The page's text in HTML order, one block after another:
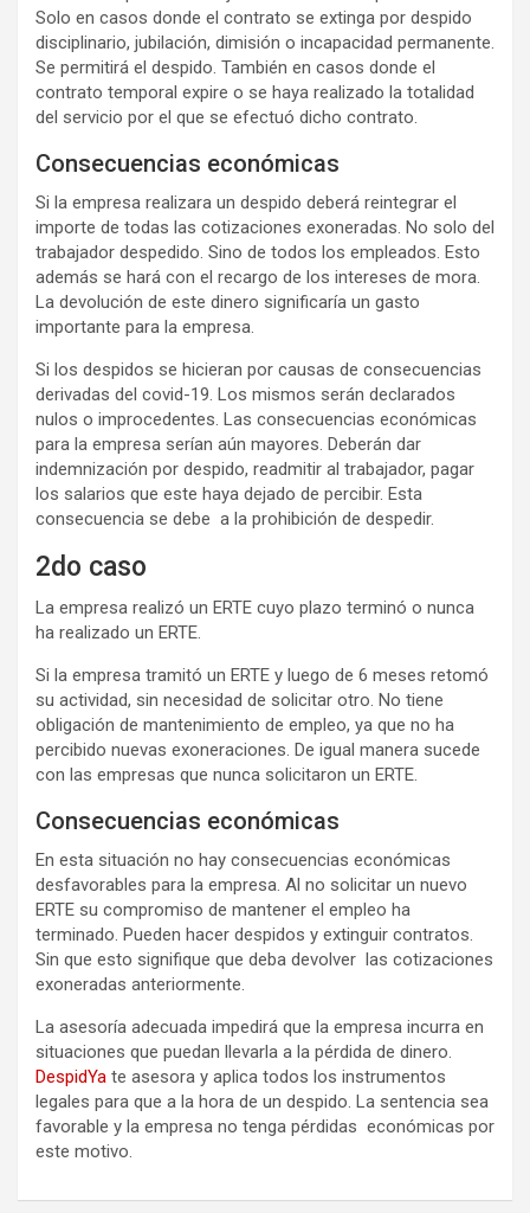
Solo en casos donde el contrato se extinga por despido
disciplinario, jubilación, dimisión o incapacidad permanente.
Se permitirá el despido. También en casos donde el
contrato temporal expire o se haya realizado la totalidad
del servicio por el que se efectuó dicho contrato.
Consecuencias económicas
Si la empresa realizara un despido deberá reintegrar el
importe de todas las cotizaciones exoneradas. No solo del
trabajador despedido. Sino de todos los empleados. Esto
además se hará con el recargo de los intereses de mora.
La devolución de este dinero significaría un gasto
importante para la empresa.
Si los despidos se hicieran por causas de consecuencias
derivadas del covid-19. Los mismos serán declarados
nulos o improcedentes. Las consecuencias económicas
para la empresa serían aún mayores. Deberán dar
indemnización por despido, readmitir al trabajador, pagar
los salarios que este haya dejado de percibir. Esta
consecuencia se debe a la prohibición de despedir.
2do caso
La empresa realizó un ERTE cuyo plazo terminó o nunca
ha realizado un ERTE.
Si la empresa tramitó un ERTE y luego de 6 meses retomó
su actividad, sin necesidad de solicitar otro. No tiene
obligación de mantenimiento de empleo, ya que no ha
percibido nuevas exoneraciones. De igual manera sucede
con las empresas que nunca solicitaron un ERTE.
Consecuencias económicas
En esta situación no hay consecuencias económicas
desfavorables para la empresa. Al no solicitar un nuevo
ERTE su compromiso de mantener el empleo ha
terminado. Pueden hacer despidos y extinguir contratos.
Sin que esto signifique que deba devolver las cotizaciones
exoneradas anteriormente.
La asesoría adecuada impedirá que la empresa incurra en
situaciones que puedan llevarla a la pérdida de dinero.
DespidYa te asesora y aplica todos los instrumentos
legales para que a la hora de un despido. La sentencia sea
favorable y la empresa no tenga pérdidas económicas por
este motivo.